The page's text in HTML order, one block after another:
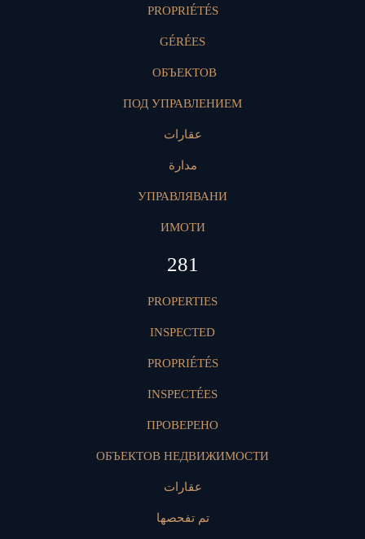
PROPRIÉTÉS
GÉRÉES
ОБЪЕКТОВ
ПОД УПРАВЛЕНИЕМ
عقارات
مدارة
УПРАВЛЯВАНИ
ИМОТИ
419
PROPERTIES
INSPECTED
PROPRIÉTÉS
INSPECTÉES
ПРОВЕРЕНО
ОБЪЕКТОВ НЕДВИЖИМОСТИ
عقارات
تم تفحصها